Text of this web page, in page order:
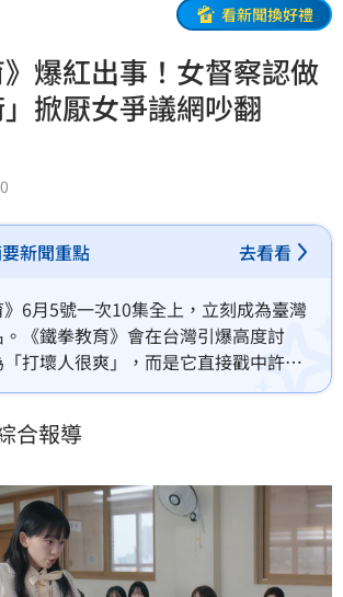
看新聞換好禮
》爆紅出事！女督察認做
」掀厭女爭議網吵翻
新聞重點 去看看
6月5號一次10集全上，立刻成為臺灣
《鐵拳教育》會在台灣引爆高度討
打壞人很爽」，而是它直接戳中許多
道崩壞與教育失能的集體焦慮。跟臺
卻意外引爆性別爭議，讓網友吵翻
合報導